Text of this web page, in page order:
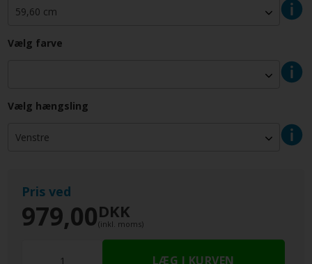
Vælg farve
Vælg hængsling
Pris ved
979,00DKK
(inkl. moms)